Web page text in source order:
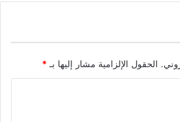
الحقول الإلزامية مشار إليها بـ*